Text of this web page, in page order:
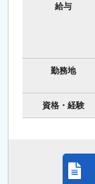
給与
勤務地
資格・経験